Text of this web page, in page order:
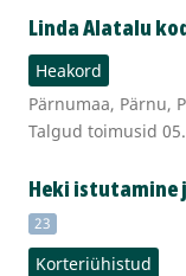
Linda Alatalu
Heakord
Pärnumaa, Pärnu,
Talgud toimusid
Heki istutamine
23
Korteriühistud